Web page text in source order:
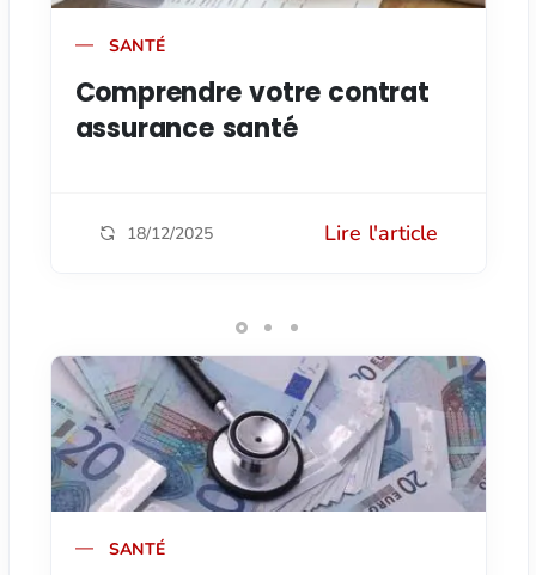
SANTÉ
Comprendre votre contrat
assurance santé
18/12/2025 Lire l'article
SANTÉ